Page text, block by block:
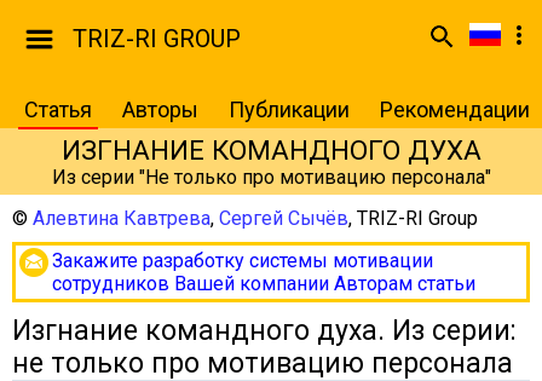
TRIZ-RI GROUP
Статья Авторы Публикации Рекомендации
ИЗГНАНИЕ КОМАНДНОГО ДУХА
Из серии "Не только про мотивацию персонала"
© Алевтина Кавтрева, Сергей Сычёв, TRIZ-RI Group
Закажите разработку системы мотивации
сотрудников Вашей компании Авторам статьи
Изгнание командного духа. Из серии:
не только про мотивацию персонала